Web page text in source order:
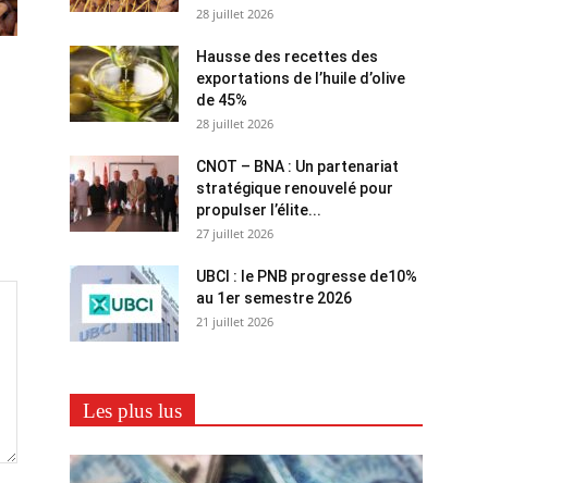
28 juillet 2026
Hausse des recettes des
exportations de l’huile d’olive
de 45%
28 juillet 2026
CNOT – BNA : Un partenariat
stratégique renouvelé pour
propulser l’élite...
27 juillet 2026
UBCI : le PNB progresse de10%
au 1er semestre 2026
21 juillet 2026
Les plus lus